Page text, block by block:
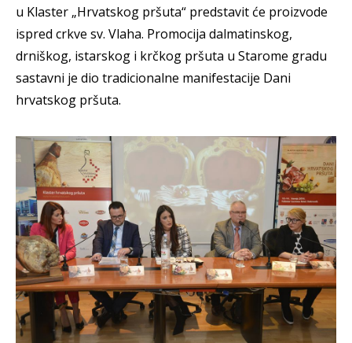
u Klaster „Hrvatskog pršuta“ predstavit će proizvode
ispred crkve sv. Vlaha. Promocija dalmatinskog,
drniškog, istarskog i krčkog pršuta u Starome gradu
sastavni je dio tradicionalne manifestacije Dani
hrvatskog pršuta.